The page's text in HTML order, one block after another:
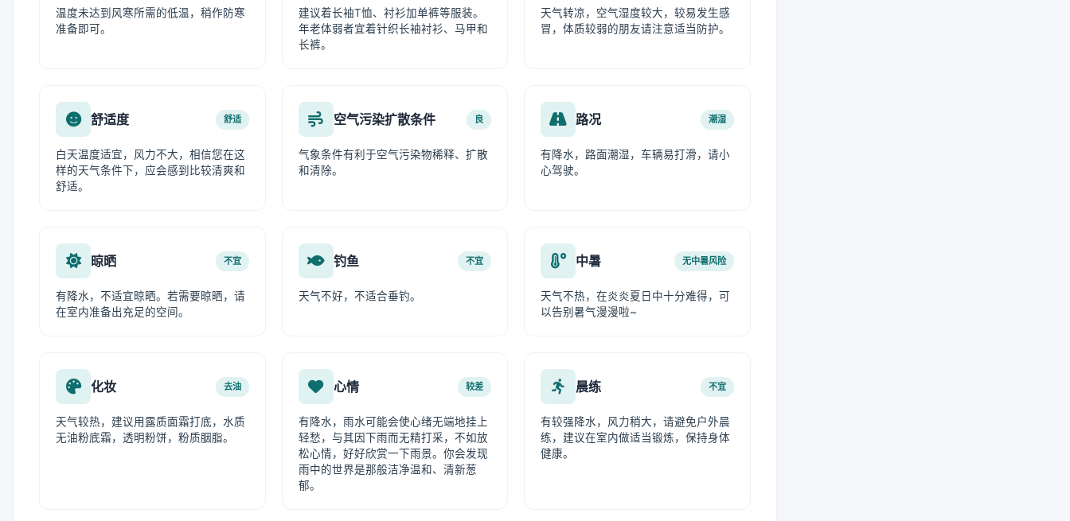
温度未达到风寒所需的低温，稍作防寒
准备即可。
建议着长袖T恤、衬衫加单裤等服装。
年老体弱者宜着针织长袖衬衫、马甲和
长裤。
天气转凉，空气湿度较大，较易发生感
冒，体质较弱的朋友请注意适当防护。
舒适度 舒适
白天温度适宜，风力不大，相信您在这
样的天气条件下，应会感到比较清爽和
舒适。
空气污染扩散条件 良
气象条件有利于空气污染物稀释、扩散
和清除。
路况 潮湿
有降水，路面潮湿，车辆易打滑，请小
心驾驶。
晾晒 不宜
有降水，不适宜晾晒。若需要晾晒，请
在室内准备出充足的空间。
钓鱼 不宜
天气不好，不适合垂钓。
中暑 无中暑风险
天气不热，在炎炎夏日中十分难得，可
以告别暑气漫漫啦~
化妆 去油
天气较热，建议用露质面霜打底，水质
无油粉底霜，透明粉饼，粉质胭脂。
心情 较差
有降水，雨水可能会使心绪无端地挂上
轻愁，与其因下雨而无精打采，不如放
松心情，好好欣赏一下雨景。你会发现
雨中的世界是那般洁净温和、清新葱
郁。
晨练 不宜
有较强降水，风力稍大，请避免户外晨
练，建议在室内做适当锻炼，保持身体
健康。